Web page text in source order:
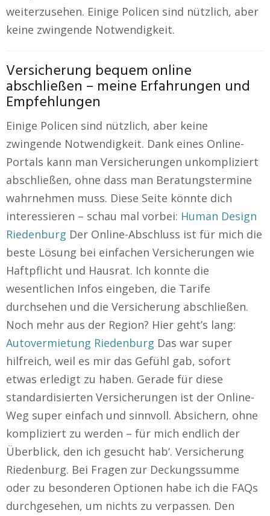
weiterzusehen. Einige Policen sind nützlich, aber
keine zwingende Notwendigkeit.
Versicherung bequem online
abschließen – meine Erfahrungen und
Empfehlungen
Einige Policen sind nützlich, aber keine
zwingende Notwendigkeit. Dank eines Online-
Portals kann man Versicherungen unkompliziert
abschließen, ohne dass man Beratungstermine
wahrnehmen muss. Diese Seite könnte dich
interessieren – schau mal vorbei: Human Design
Riedenburg Der Online-Abschluss ist für mich die
beste Lösung bei einfachen Versicherungen wie
Haftpflicht und Hausrat. Ich konnte die
wesentlichen Infos eingeben, die Tarife
durchsehen und die Versicherung abschließen.
Noch mehr aus der Region? Hier geht’s lang:
Autovermietung Riedenburg Das war super
hilfreich, weil es mir das Gefühl gab, sofort
etwas erledigt zu haben. Gerade für diese
standardisierten Versicherungen ist der Online-
Weg super einfach und sinnvoll. Absichern, ohne
kompliziert zu werden – für mich endlich der
Überblick, den ich gesucht hab‘. Versicherung
Riedenburg. Bei Fragen zur Deckungssumme
oder zu besonderen Optionen habe ich die FAQs
durchgesehen, um nichts zu verpassen. Den